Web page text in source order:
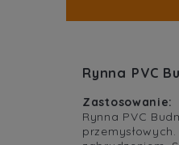
Rynna PVC
Zastosowanie:
Rynna PVC